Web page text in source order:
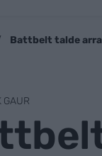
Battbelt talde
GAUR